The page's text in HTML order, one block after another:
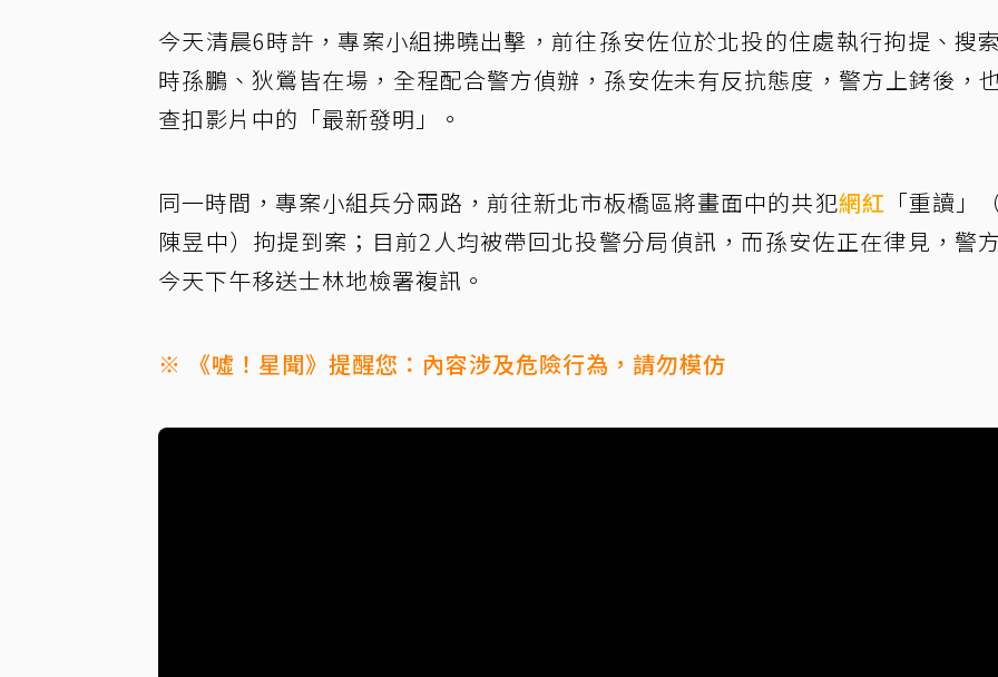
今天清晨6時許，專案小組拂曉出擊，前往孫安佐位於北投的住處執行拘提、搜
時孫鵬、狄鶯皆在場，全程配合警方偵辦，孫安佐未有反抗態度，警方上銬後，
查扣影片中的「最新發明」。
同一時間，專案小組兵分兩路，前往新北市板橋區將畫面中的共犯網紅 「重讀」
陳昱中）拘提到案；目前2人均被帶回北投警分局偵訊，而孫安佐正在律見，警
今天下午移送士林地檢署複訊。
※ 《噓！星聞》提醒您：內容涉及危險行為，請勿模仿